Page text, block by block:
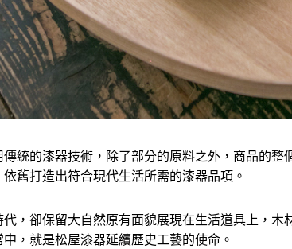
統的漆器技術，除了部分的原料之外，商品的
舊打造出符合現代生活所需的漆器品項。
，卻保留大自然原有面貌展現在生活道具上，
，就是松屋漆器延續歷史工藝的使命。